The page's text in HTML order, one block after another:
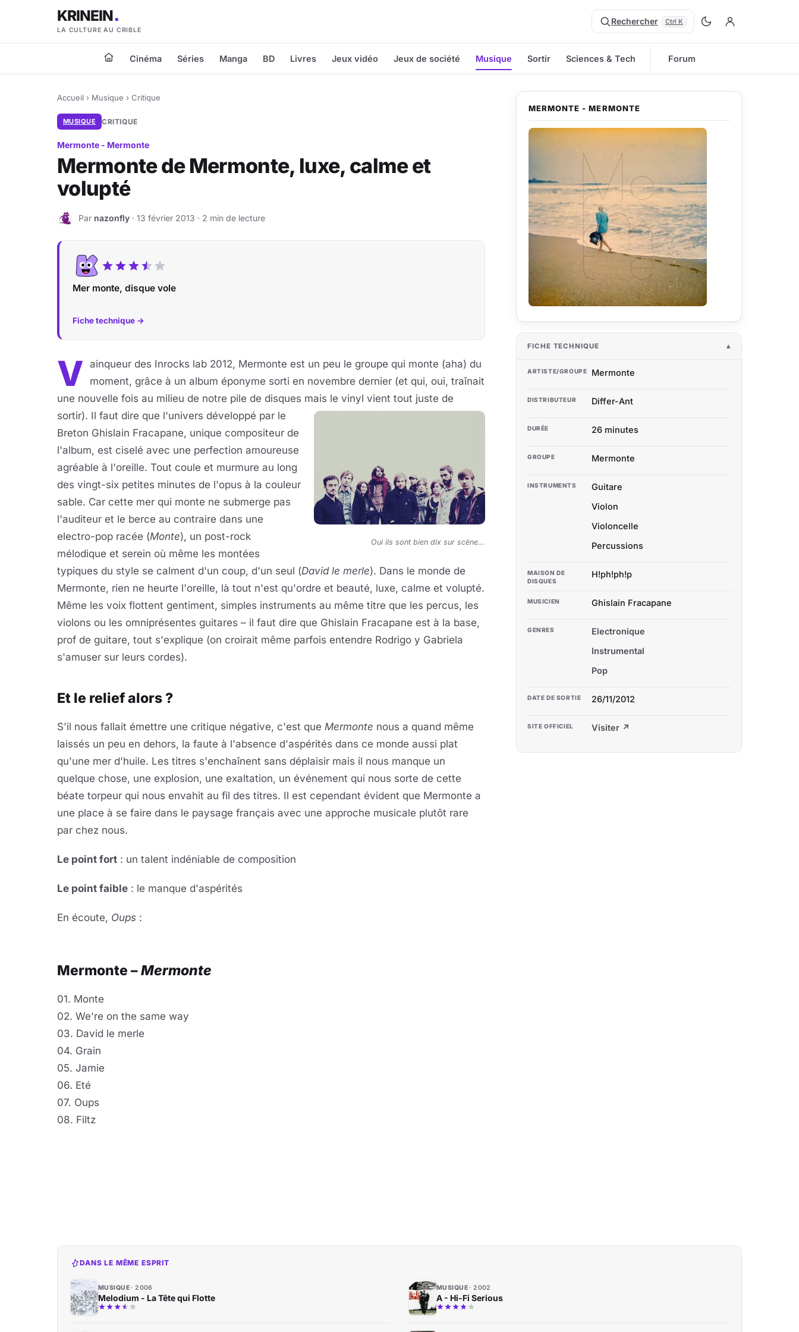
KRINEIN
LA CULTURE AU CRIBLE
Rechercher Ctrl K
Cinéma Séries Manga BD Livres Jeux vidéo Jeux de société Musique Sortir Sciences & Tech Forum
Accueil › Musique › Critique
MUSIQUE CRITIQUE
Mermonte - Mermonte
Mermonte de Mermonte, luxe, calme et
volupté
N Par nazonfly · 13 février 2013 · 2 min de lecture
Mer monte, disque vole
Fiche technique →
V ainqueur des Inrocks lab 2012, Mermonte est un peu le groupe qui monte (aha) du
moment, grâce à un album éponyme sorti en novembre dernier (et qui, oui, traînait
une nouvelle fois au milieu de notre pile de disques mais le vinyl vient tout juste de
sortir). Il faut dire que l'univers
Oui ils sont bien dix sur scène...
développé par le
Breton Ghislain Fracapane, unique compositeur de
l'album, est ciselé avec une perfection amoureuse
agréable à l'oreille. Tout coule et murmure au long
des vingt-six petites minutes de l'opus à la couleur
sable. Car cette mer qui monte ne submerge pas
l'auditeur et le berce au contraire dans une
electro-pop racée (Monte), un post-rock
mélodique et serein où même les montées
typiques du style se calment d'un coup, d'un seul (David le merle). Dans le monde de
Mermonte, rien ne heurte l'oreille, là tout n'est qu'ordre et beauté, luxe, calme et volupté.
Même les voix flottent gentiment, simples instruments au même titre que les percus, les
violons ou les omniprésentes guitares – il faut dire que Ghislain Fracapane est à la base,
prof de guitare, tout s'explique (on croirait même parfois entendre Rodrigo y Gabriela
s'amuser sur leurs cordes).
Et le relief alors ?
S'il nous fallait émettre une critique négative, c'est que Mermonte nous a quand même
laissés un peu en dehors, la faute à l'absence d'aspérités dans ce monde aussi plat
qu'une mer d'huile. Les titres s'enchaînent sans déplaisir mais il nous manque un
quelque chose, une explosion, une exaltation, un événement qui nous sorte de cette
béate torpeur qui nous envahit au fil des titres. Il est cependant évident que Mermonte a
une place à se faire dans le paysage français avec une approche musicale plutôt rare
par chez nous.
Le point fort : un talent indéniable de composition
Le point faible : le manque d'aspérités
En écoute, Oups :
Mermonte –Mermonte
01. Monte
02. We're on the same way
03. David le merle
04. Grain
05. Jamie
06. Eté
07. Oups
08. Filtz
MERMONTE - MERMONTE
FICHE TECHNIQUE
ARTISTE/GROUPE Mermonte
DISTRIBUTEUR Differ-Ant
DURÉE 26 minutes
GROUPE Mermonte
INSTRUMENTS
Guitare
Violon
Violoncelle
Percussions
MAISON DE
DISQUES
H!ph!ph!p
MUSICIEN Ghislain Fracapane
GENRES
Electronique
Instrumental
Pop
DATE DE SORTIE 26/11/2012
SITE OFFICIEL Visiter ↗
DANS LE MÊME ESPRIT
MUSIQUE 2006
Melodium - La Tête qui Flotte
MUSIQUE 2002
A - Hi-Fi Serious